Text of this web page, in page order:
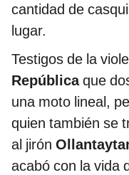
cantidad de
lugar.
Testigos de la
Repúblicaque
una moto lineal,
quien también se
al jirón
acabó con la vida